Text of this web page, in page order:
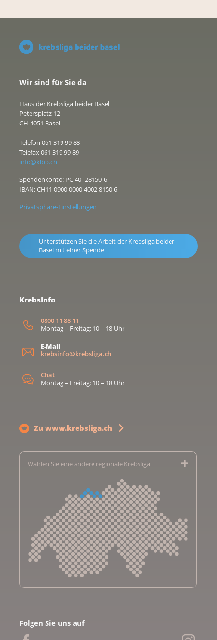
Wir sind für Sie da
Haus der Krebsliga beider Basel
Petersplatz 12
CH-4051 Basel
Telefon 061 319 99 88
Telefax 061 319 99 89
info@klbb.ch
Spendenkonto: PC 40–28150-6
IBAN: CH11 0900 0000 4002 8150 6
Privatsphäre-Einstellungen
Unterstützen Sie die Arbeit der Krebsliga beider
Basel mit einer Spende
KrebsInfo
0800 11 88 11
Montag – Freitag: 10 – 18 Uhr
E-Mail
krebsinfo@krebsliga.ch
Chat
Montag – Freitag: 10 – 18 Uhr
Zu www.krebsliga.ch
Wählen Sie eine andere regionale Krebsliga
Krebsliga Bern
Krebsliga Freiburg
Folgen Sie uns auf